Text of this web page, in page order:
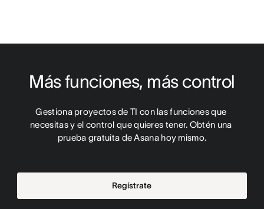
Más funciones, más control
Gestiona proyectos de TI con las funciones que
necesitas y el control que quieres tener. Obtén una
prueba gratuita de Asana hoy mismo.
Regístrate